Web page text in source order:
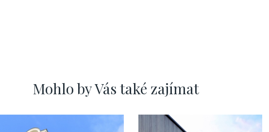
Mohlo by Vás také zajímat